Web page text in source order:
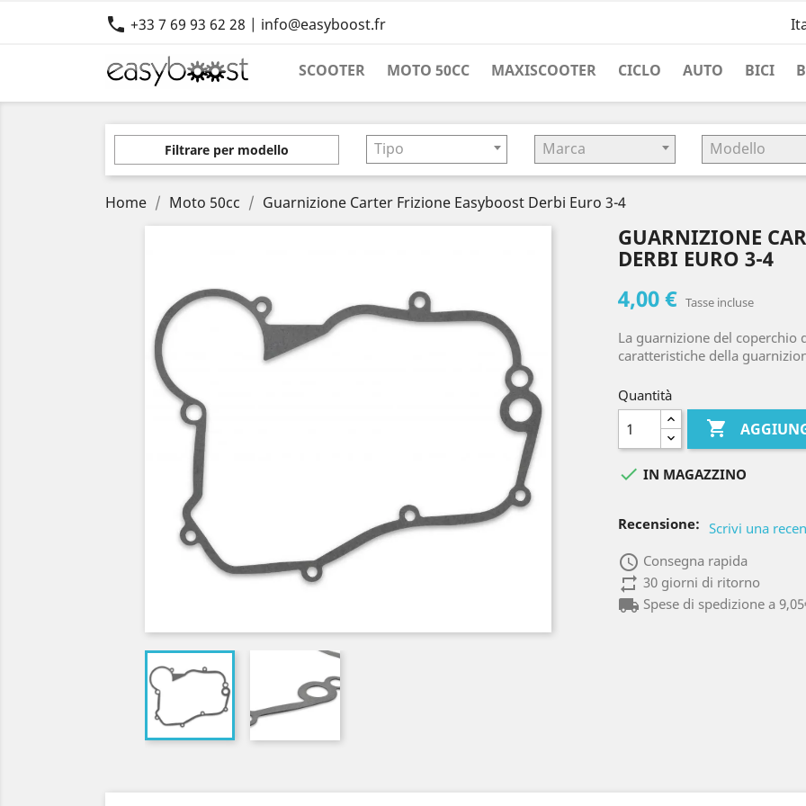
 +33 7 69 93 62 28 | info@easyboost.fr
SCOOTER MOTO 50CC MAXISCOOTER CICLO AUTO BICI
Filtrare per modello Tipo Marca Modello
Home Moto 50cc Guarnizione Carter Frizione Easyboost Derbi Euro 3-4
GUARNIZIONE
DERBI EURO 3-4
4,00 € Tasse incluse
La guarnizione del coperchio
caratteristiche della
Quantità

 IN MAGAZZINO
Recensione: Scrivi una
access_time Consegna rapida
repeat30 giorni di ritorno
local_shippingSpese di spedizione a